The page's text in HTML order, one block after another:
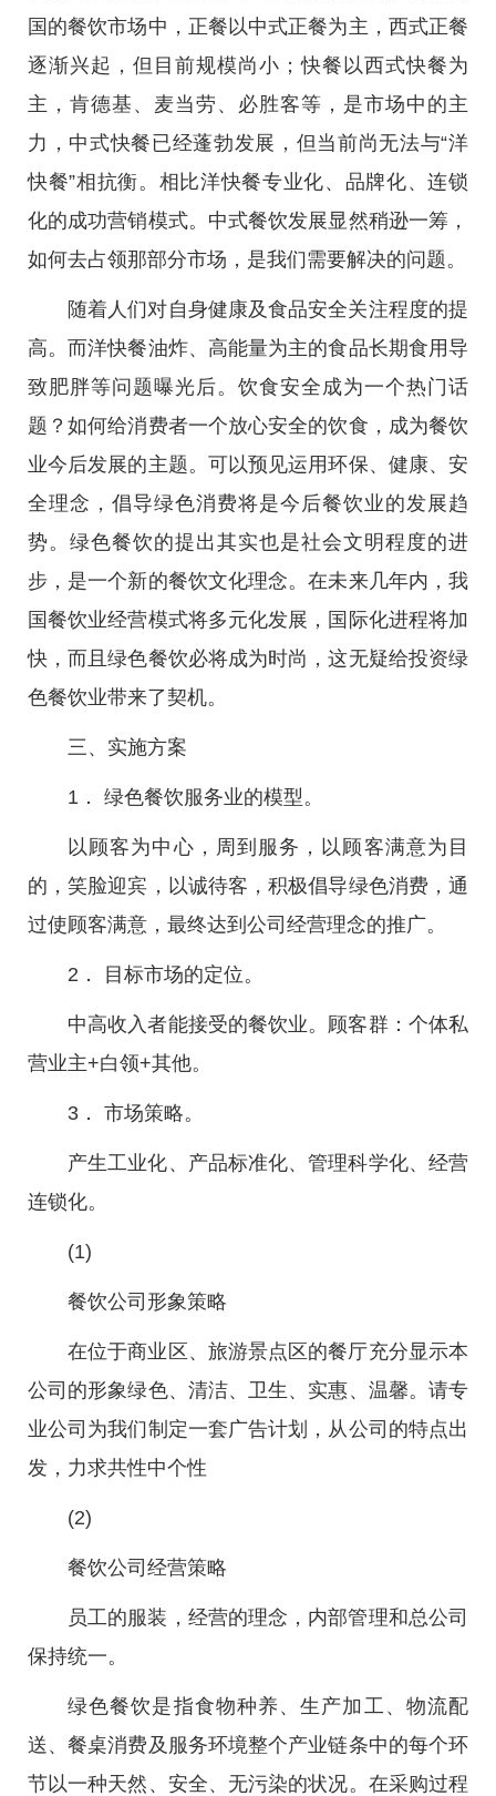
国的餐饮市场中，正餐以中式正餐为主，西式正餐
逐渐兴起，但目前规模尚小；快餐以西式快餐为
主，肯德基、麦当劳、必胜客等，是市场中的主
力，中式快餐已经蓬勃发展，但当前尚无法与“洋
快餐”相抗衡。相比洋快餐专业化、品牌化、连锁
化的成功营销模式。中式餐饮发展显然稍逊一筹，
如何去占领那部分市场，是我们需要解决的问题。
随着人们对自身健康及食品安全关注程度的提
高。而洋快餐油炸、高能量为主的食品长期食用导
致肥胖等问题曝光后。饮食安全成为一个热门话
题？如何给消费者一个放心安全的饮食，成为餐饮
业今后发展的主题。可以预见运用环保、健康、安
全理念，倡导绿色消费将是今后餐饮业的发展趋
势。绿色餐饮的提出其实也是社会文明程度的进
步，是一个新的餐饮文化理念。在未来几年内，我
国餐饮业经营模式将多元化发展，国际化进程将加
快，而且绿色餐饮必将成为时尚，这无疑给投资绿
色餐饮业带来了契机。
三、实施方案
1． 绿色餐饮服务业的模型。
以顾客为中心，周到服务，以顾客满意为目
的，笑脸迎宾，以诚待客，积极倡导绿色消费，通
过使顾客满意，最终达到公司经营理念的推广。
2． 目标市场的定位。
中高收入者能接受的餐饮业。顾客群：个体私
营业主+白领+其他。
3． 市场策略。
产生工业化、产品标准化、管理科学化、经营
连锁化。
(1)
餐饮公司形象策略
在位于商业区、旅游景点区的餐厅充分显示本
公司的形象绿色、清洁、卫生、实惠、温馨。请专
业公司为我们制定一套广告计划，从公司的特点出
发，力求共性中个性
(2)
餐饮公司经营策略
员工的服装，经营的理念，内部管理和总公司
保持统一。
绿色餐饮是指食物种养、生产加工、物流配
送、餐桌消费及服务环境整个产业链条中的每个环
节以一种天然、安全、无污染的状况。在采购过程